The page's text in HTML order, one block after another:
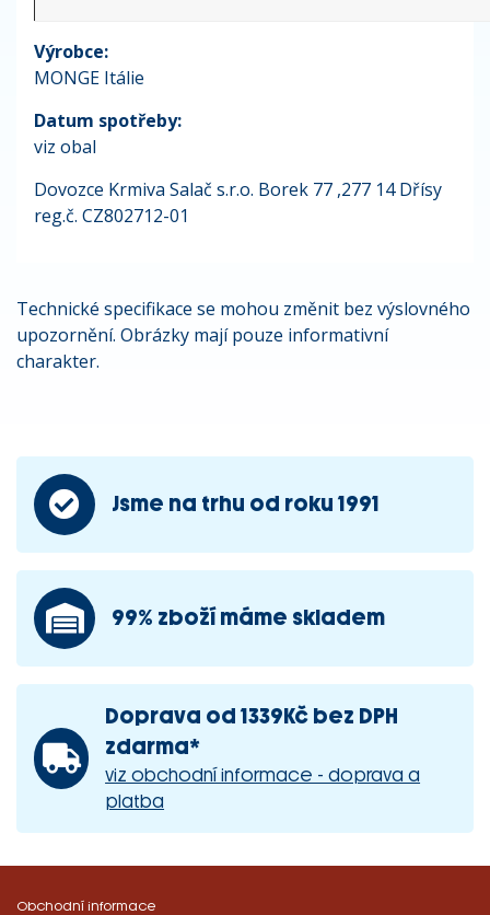
Výrobce:
MONGE Itálie
Datum spotřeby:
viz obal
Dovozce Krmiva Salač s.r.o. Borek 77 ,277 14 Dřísy
reg.č. CZ802712-01
Technické specifikace se mohou změnit bez výslovného
upozornění. Obrázky mají pouze informativní
charakter.
Jsme na trhu od roku 1991
99% zboží máme skladem
Doprava od 1339Kč bez DPH
zdarma*
viz obchodní informace - doprava a
platba
Obchodní informace